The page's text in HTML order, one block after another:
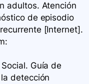
adultos. Atención
de episodio
[Internet].
Guía de
detección